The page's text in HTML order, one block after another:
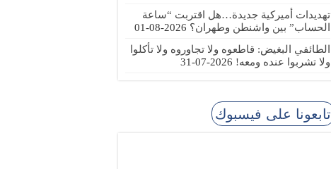
تهديدات أميركية جديدة…هل اقتربت “ساعة
الحساب” بين واشنطن وطهران؟ 2026-08-01
الطائفي البغيض: قاطعوه ولا تجاوروه ولا تأكلوا
ولا تشربوا عنده ومعه! 2026-07-31
تابعونا على فيسبوك